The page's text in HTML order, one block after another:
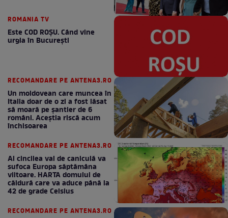
ROMANIA TV
Este COD ROŞU. Când vine
urgia în Bucureşti
RECOMANDARE PE ANTENA3.RO
Un moldovean care muncea în
Italia doar de o zi a fost lăsat
să moară pe şantier de 6
români. Aceștia riscă acum
închisoarea
RECOMANDARE PE ANTENA3.RO
Al cincilea val de caniculă va
sufoca Europa săptămâna
viitoare. HARTA domului de
căldură care va aduce până la
42 de grade Celsius
RECOMANDARE PE ANTENA3.RO